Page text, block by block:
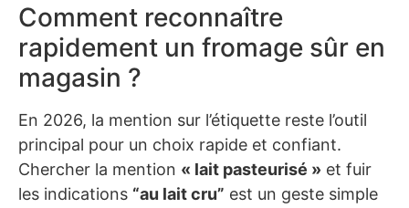
Comment reconnaître
rapidement un fromage sûr en
magasin ?
En 2026, la mention sur l’étiquette reste l’outil
principal pour un choix rapide et confiant.
Chercher la mention « lait pasteurisé » et fuir
les indications “au lait cru” est un geste simple